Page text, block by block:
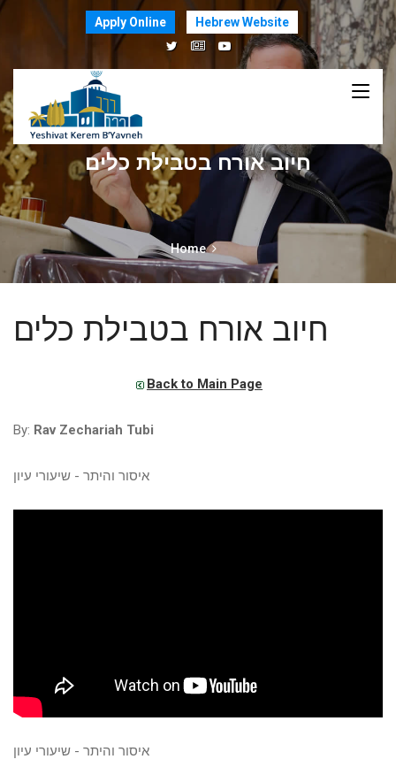
Apply Online Hebrew Website
חיוב אורח בטבילת כלים
Home
חיוב אורח בטבילת כלים
Back to Main Page
By: Rav Zechariah Tubi
איסור והיתר - שיעורי עיון
איסור והיתר - שיעורי עיון